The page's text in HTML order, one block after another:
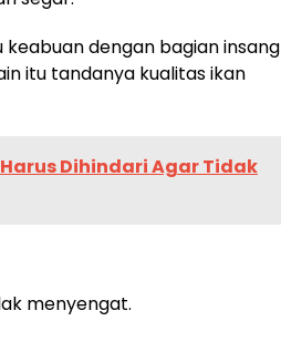
dengan bagian insang
itu tandanya kualitas ikan
Dihindari Agar Tidak
menyengat.